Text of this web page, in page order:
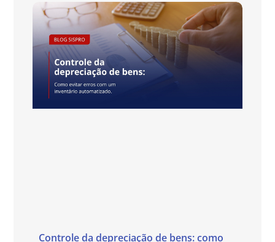
Controle da depreciação de bens: como